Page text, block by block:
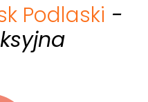
Podlaski -